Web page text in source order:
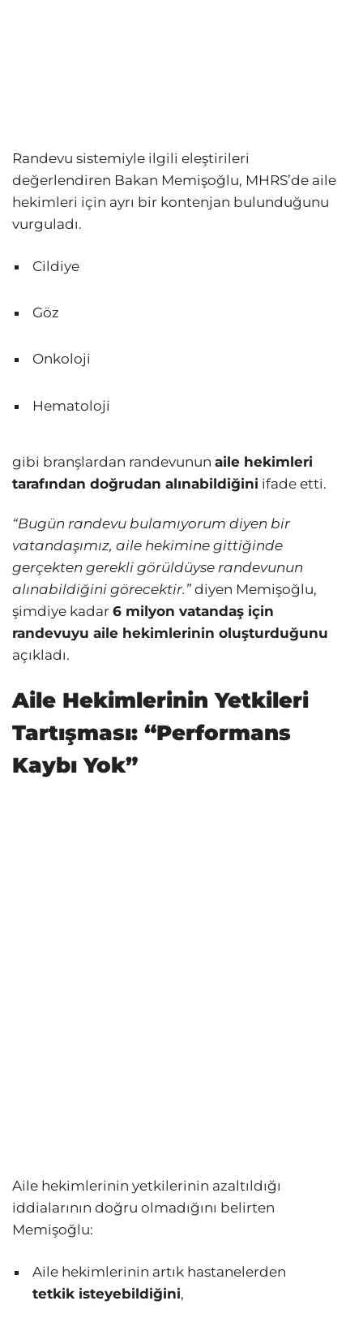
Randevu sistemiyle ilgili eleştirileri
değerlendiren Bakan Memişoğlu, MHRS’de aile
hekimleri için ayrı bir kontenjan bulunduğunu
vurguladı.
Cildiye
Göz
Onkoloji
Hematoloji
gibi branşlardan randevunun aile hekimleri
tarafından doğrudan alınabildiğini ifade etti.
“Bugün randevu bulamıyorum diyen bir
vatandaşımız, aile hekimine gittiğinde
gerçekten gerekli görüldüyse randevunun
alınabildiğini görecektir.” diyen Memişoğlu,
şimdiye kadar 6 milyon vatandaş için
randevuyu aile hekimlerinin oluşturduğunu
açıkladı.
Aile Hekimlerinin Yetkileri
Tartışması: “Performans
Kaybı Yok”
Aile hekimlerinin yetkilerinin azaltıldığı
iddialarının doğru olmadığını belirten
Memişoğlu:
Aile hekimlerinin artık hastanelerden
tetkik isteyebildiğini,